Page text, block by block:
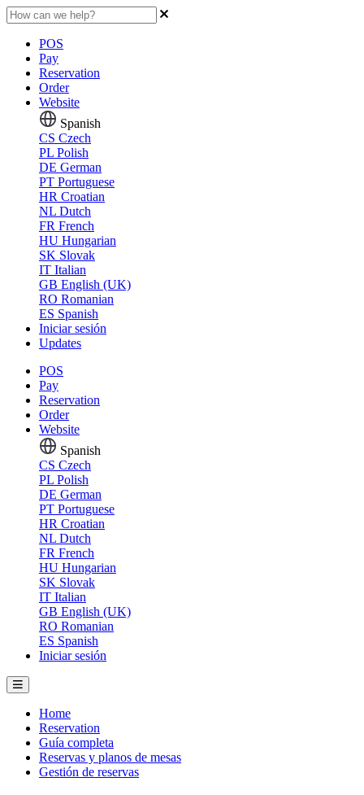
POS
Pay
Reservation
Order
Website
Spanish
CS Czech
PL Polish
DE German
PT Portuguese
HR Croatian
NL Dutch
FR French
HU Hungarian
SK Slovak
IT Italian
GB English (UK)
RO Romanian
ES Spanish
Iniciar sesión
Updates
POS
Pay
Reservation
Order
Website
Spanish
CS Czech
PL Polish
DE German
PT Portuguese
HR Croatian
NL Dutch
FR French
HU Hungarian
SK Slovak
IT Italian
GB English (UK)
RO Romanian
ES Spanish
Iniciar sesión
Home
Reservation
Guía completa
Reservas y planos de mesas
Gestión de reservas